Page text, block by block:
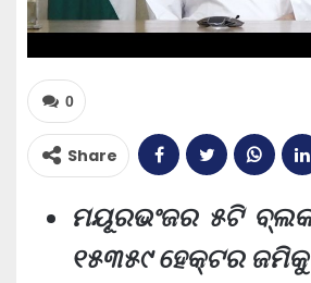
0
Share
ମୟୂରଭଂଜର ୫ଟି
୧୫୩୫୯ ହେକ୍ଟର ଜମିକୁ